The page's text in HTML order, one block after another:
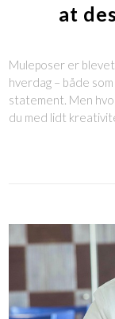
at
Muleposer er
hverdag – både
statement. Men
du med lidt